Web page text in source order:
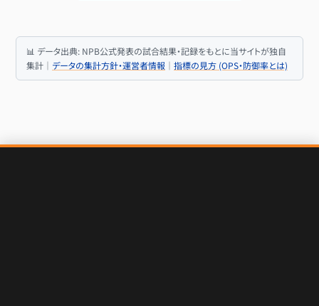
📊 データ出典: NPB公式発表の試合結果・記録をもとに当サイトが独自
集計｜ データの集計方針・運営者情報 ｜ 指標の見方 (OPS・防御率とは)